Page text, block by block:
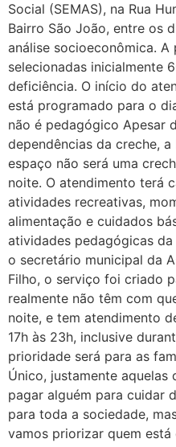
Social (SEMAS), na Rua
Bairro São João, entre os
análise socioeconômica.
selecionadas inicialmente
deficiência. O início do
está programado para o
não é pedagógico Apesar
dependências da creche,
espaço não será uma
noite. O atendimento terá
atividades recreativas,
alimentação e cuidados
atividades pedagógicas
o secretário municipal da
Filho, o serviço foi criado
realmente não têm com
noite, e tem atendimento
17h às 23h, inclusive
prioridade será para as
Único, justamente
pagar alguém para cuidar
para toda a sociedade,
vamos priorizar quem